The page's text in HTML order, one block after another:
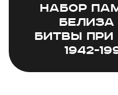
Набор
Белиза
битвы
1942-